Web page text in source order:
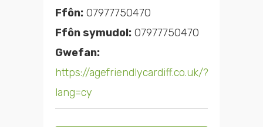
Ffôn: 07977750470
Ffôn symudol: 07977750470
Gwefan:
https://agefriendlycardiff.co.uk/?
lang=cy